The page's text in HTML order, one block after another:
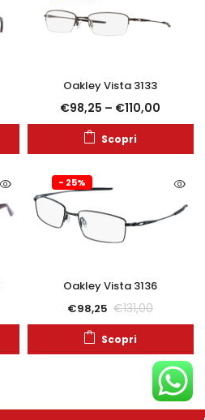
Oakley Vista 3133
€98,25 – €110,00
Scopri
- 25%
Oakley Vista 3136
€98,25 €131,00
Scopri